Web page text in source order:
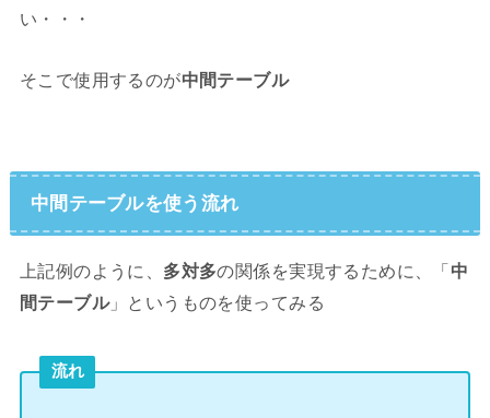
い・・・
そこで使用するのが中間テーブル
中間テーブルを使う流れ
上記例のように、 多対多の関係を実現するために、「中
間テーブル」というものを使ってみる
流れ